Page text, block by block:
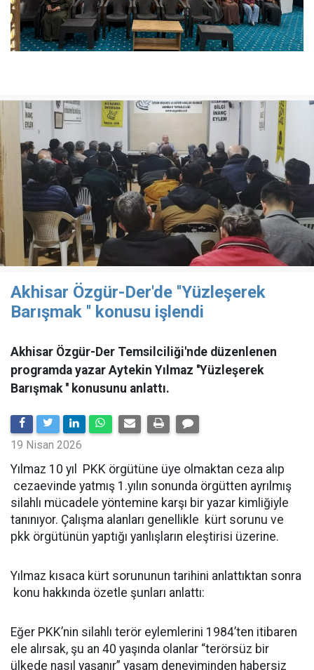
Akhisar Özgür-Der'de ''Yüzleşerek
Barışmak '' konusu işlendi
Akhisar Özgür-Der Temsilciliği'nde düzenlenen
programda yazar Aytekin Yılmaz ''Yüzleşerek
Barışmak '' konusunu anlattı.
19 Nisan 2026
Yılmaz 10 yıl PKK örgütüne üye olmaktan ceza alıp
cezaevinde yatmış 1.yılın sonunda örgütten ayrılmış
silahlı mücadele yöntemine karşı bir yazar kimliğiyle
tanınıyor. Çalışma alanları genellikle kürt sorunu ve
pkk örgütünün yaptığı yanlışların eleştirisi üzerine.
Yılmaz kısaca kürt sorununun tarihini anlattıktan sonra
konu hakkında özetle şunları anlattı:
Eğer PKK’nin silahlı terör eylemlerini 1984’ten itibaren
ele alırsak, şu an 40 yaşında olanlar “terörsüz bir
ülkede nasıl yaşanır” yaşam deneyiminden habersiz